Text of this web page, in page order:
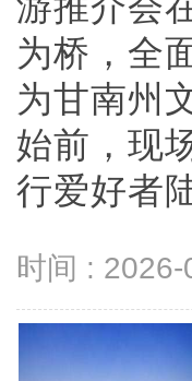
为桥，全
为甘南州
始前，现
行爱好者
时间 : 2026-